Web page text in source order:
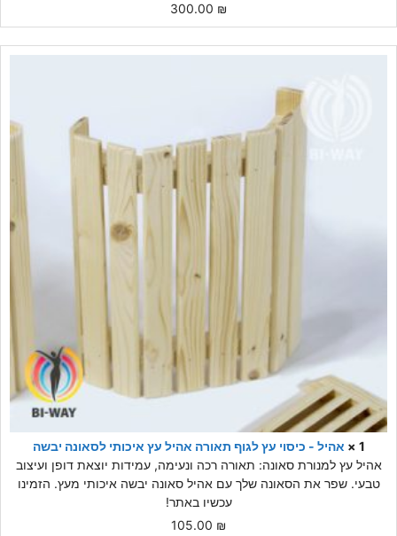
300.00 ₪
1 ×
אהיל - כיסוי עץ לגוף תאורה אהיל עץ איכותי לסאונה יבשה
אהיל עץ למנורת סאונה: תאורה רכה ונעימה, עמידות יוצאת דופן ועיצוב
טבעי. שפר את הסאונה שלך עם אהיל סאונה יבשה איכותי מעץ. הזמינו
עכשיו באתר!
105.00 ₪